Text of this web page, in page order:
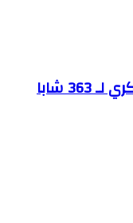
انطلاق أسبوع التكوين شبه العسكري لـ 363 شابا